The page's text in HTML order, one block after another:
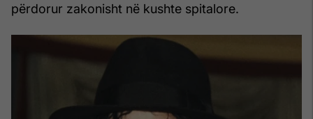
përdorur zakonisht në kushte spitalore.